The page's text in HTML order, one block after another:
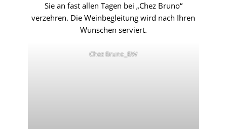
Sie an fast allen Tagen bei „Chez Bruno“
verzehren. Die Weinbegleitung wird nach Ihren
Wünschen serviert.
Chez Bruno_BW